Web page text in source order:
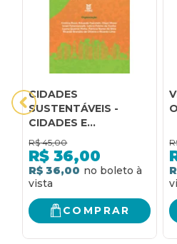
CIDADES
SUSTENTÁVEIS -
CIDADES E
ASSENTAMENTOS
HUMANOS
INCLUSIVOS,
SEGUROS,
SUSTENTÁVEIS
ANTES, DURANTE E
DEPOIS DA PANDEMIA
R$ 45,00
R$ 36,00
R$ 36,00
COMPRAR